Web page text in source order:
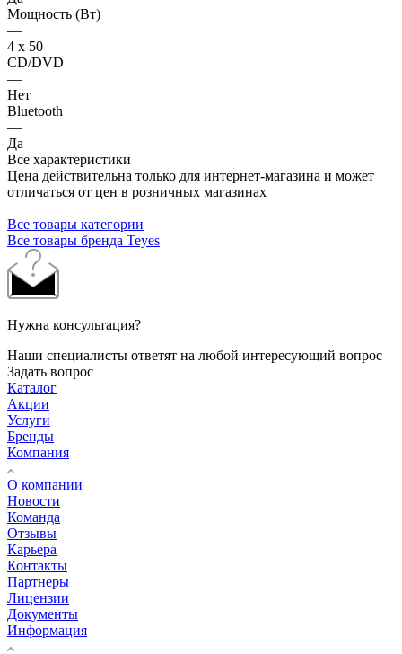
Мощность (Вт)
—
4 х 50
CD/DVD
—
Нет
Bluetooth
—
Да
Все характеристики
Цена действительна только для интернет-магазина и может
отличаться от цен в розничных магазинах
Все товары категории
Все товары бренда Teyes
Нужна консультация?
Наши специалисты ответят на любой интересующий вопрос
Задать вопрос
Каталог
Акции
Услуги
Бренды
Компания
О компании
Новости
Команда
Отзывы
Карьера
Контакты
Партнеры
Лицензии
Документы
Информация